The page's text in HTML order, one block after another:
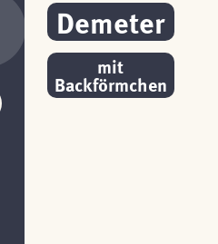
Demeter
mit
Backförmchen